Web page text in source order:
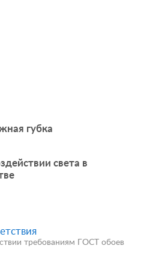
губка
света в
требованиям ГОСТ обоев